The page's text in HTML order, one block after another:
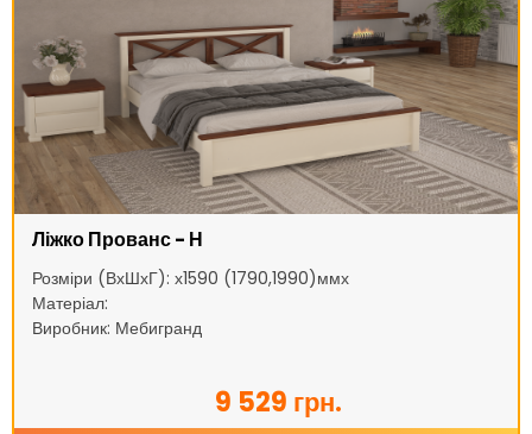
Ліжко Прованс - Н
Розміри (ВхШхГ): х1590 (1790,1990)ммх
Матеріал:
Виробник: Мебигранд
9 529 грн.